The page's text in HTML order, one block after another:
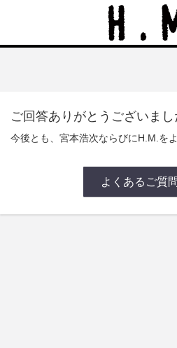
ご回答ありがとうございまし
今後とも、宮本浩次ならびにH.M.を
よくあるご質